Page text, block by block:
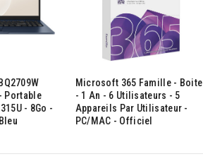
Portable
- 8Go -
Microsoft 365 Famille - Boite
- 1 An - 6 Utilisateurs - 5
Appareils Par Utilisateur -
PC/MAC - Officiel